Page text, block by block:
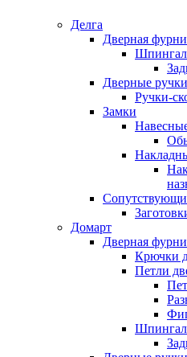
Делга
Дверная
Дверные ручки
Ручки-
Замки
Домарт
Дверная
Крючки
Петли